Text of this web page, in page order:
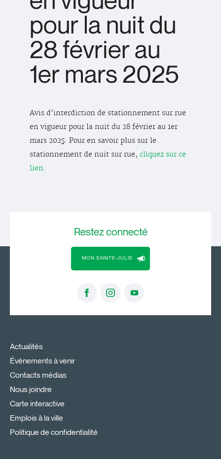
pour la nuit du
28 février au
1er mars 2025
Avis d’interdiction de stationnement sur rue
en vigueur pour la nuit du 28 février au 1er
mars 2025. Pour en savoir plus sur le
stationnement de nuit sur rue, cliquez sur ce
lien.
Restezconnecté
MON SAINTE-JULIE
Actualités
Événements à venir
Contacts médias
Nous joindre
Carte interactive
Emplois à la ville
Politique de confidentialité